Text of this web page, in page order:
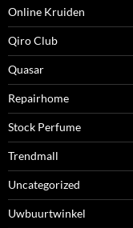
Online Kruiden
Qiro Club
Quasar
Repairhome
Stock Perfume
Trendmall
Uncategorized
Uwbuurtwinkel